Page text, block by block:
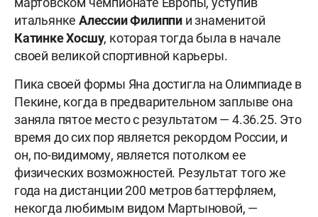
итальянке Алессии Филиппи и знаменитой
Катинке Хосшу, которая тогда была в начале
своей великой спортивной карьеры.
Пика своей формы Яна достигла на Олимпиаде в
Пекине, когда в предварительном заплыве она
заняла пятое место с результатом — 4.36.25. Это
время до сих пор является рекордом России, и
он, по-видимому, является потолком ее
физических возможностей. Результат того же
года на дистанции 200 метров баттерфляем,
некогда любимым видом Мартыновой, —